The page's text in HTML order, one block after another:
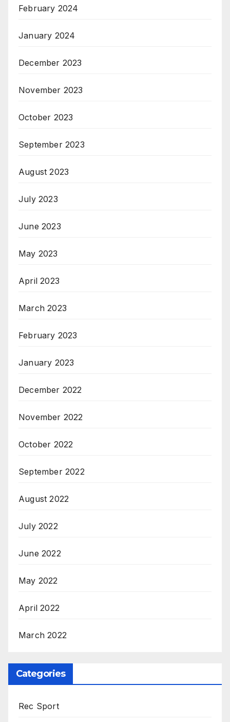
February 2024
January 2024
December 2023
November 2023
October 2023
September 2023
August 2023
July 2023
June 2023
May 2023
April 2023
March 2023
February 2023
January 2023
December 2022
November 2022
October 2022
September 2022
August 2022
July 2022
June 2022
May 2022
April 2022
March 2022
Categories
Rec Sport